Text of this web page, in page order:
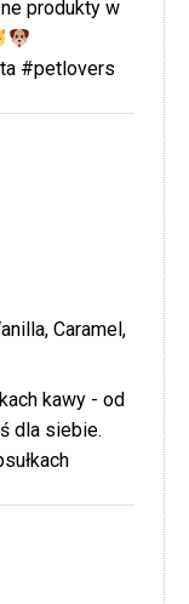
produkty w
#petlovers
Caramel,
kawy - od
dla siebie.